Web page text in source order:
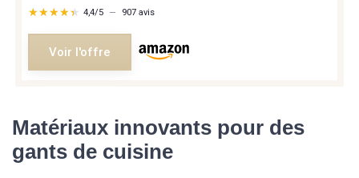
★★★★★
★★★★★ 4,4/5 — 907 avis
Voir l'offre
Matériaux innovants pour des
gants de cuisine